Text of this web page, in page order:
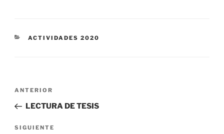
CATEGORÍAS
ACTIVIDADES 2020
Navegación
entradas
Entrada
anterior:
ANTERIOR
LECTURA DE TESIS
Siguiente
SIGUIENTE